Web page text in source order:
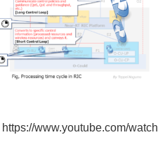
www.youtube.com/